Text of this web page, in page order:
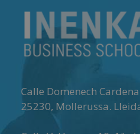
Calle Domenech
25230, Mollerussa.